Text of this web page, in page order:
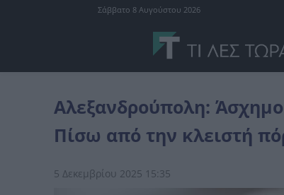
Σάββατο 8 Αυγούστου 2026
Αλεξανδρούπολη: Άσχημο
Πίσω από την κλειστή
5 Δεκεμβρίου 2025 15:35